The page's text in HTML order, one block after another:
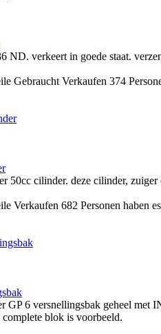
ND. verkeert in goede staat.
Gebraucht Verkaufen 374
50cc cilinder. deze cilinder,
Verkaufen 682 Personen haben
GP 6 versnellingsbak geheel met
blok is voorbeeld.